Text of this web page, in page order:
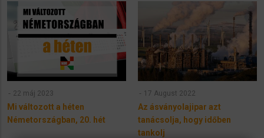
22 máj 2023
Mi változott a héten
Németországban, 20. hét
17 August 2022
Az ásványolajipar azt
tanácsolja, hogy időben
tankolj